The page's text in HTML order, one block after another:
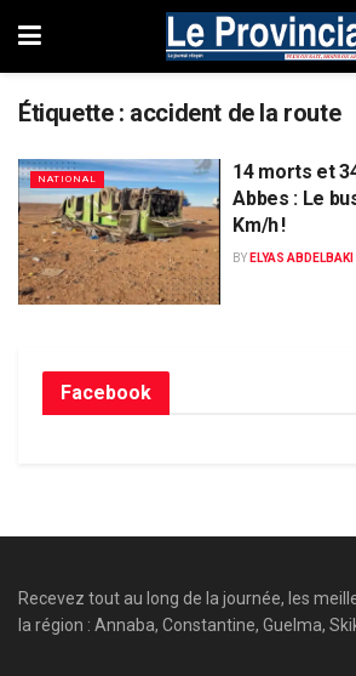
Étiquette : accident de la route
NATIONAL
14 morts et
Abbes : Le
Km/h !
BY ELYAS ABDELBAKI
Facebook
Recevez tout au long de la journée, les
la région : Annaba, Constantine, Guelma,